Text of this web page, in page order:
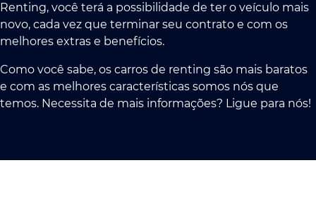
Renting, você terá a possibilidade de ter o veículo mais
novo, cada vez que terminar seu contrato e com os
melhores extras e benefícios.
Como você sabe, os carros de renting são mais baratos
e com as melhores características somos nós que
temos. Necessita de mais informações? Ligue para nós!